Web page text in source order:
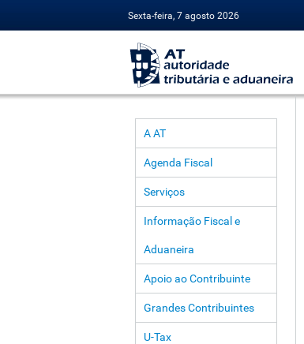
Sexta-feira, 7 agosto 2026
A AT
Agenda Fiscal
Serviços
Informação Fiscal e
Aduaneira
Apoio ao Contribuinte
Grandes Contribuintes
U-Tax